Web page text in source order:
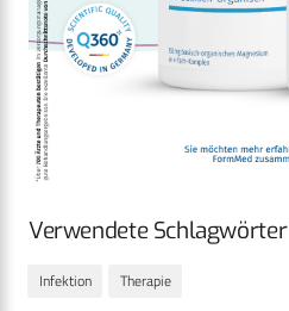
Verwendete Schlagwörter
Infektion Therapie